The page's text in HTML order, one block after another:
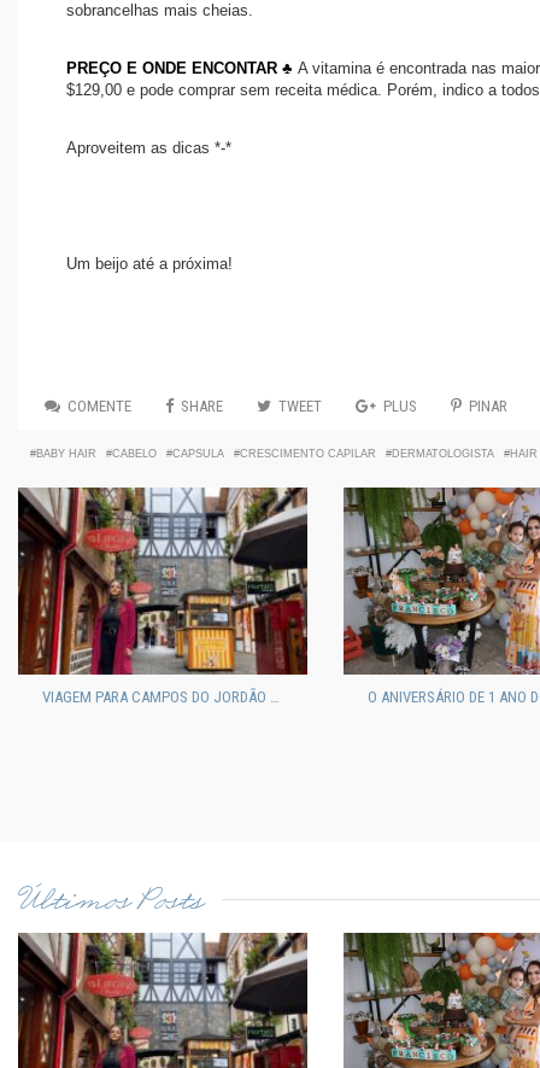
sobrancelhas mais cheias.
PREÇO E ONDE ENCONTAR ♣ A vitamina é encontrada nas
$129,00 e pode comprar sem receita médica. Porém, indico a
Aproveitem as dicas *-*
Um beijo até a próxima!
COMENTE SHARE TWEET PLUS PINAR
BABY HAIR CABELO CAPSULA CRESCIMENTO CAPILAR DERMATOLOGISTA HAIR
VIAGEM PARA CAMPOS DO JORDÃO EM FAMÍLIA
Últimos Posts